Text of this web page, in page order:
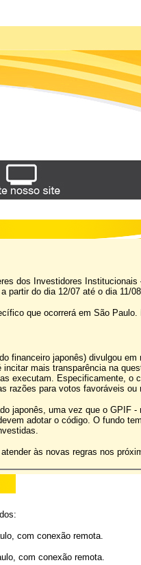
dos Investidores Institucionais
partir do dia 12/07 até o dia 11/
que ocorrerá em São
financeiro japonês) divulgou
mais transparência na
executam. Especificamente, o
razões para votos favoráveis ou
japonês, uma vez que o GPIF
adotar o código. O fundo
às novas regras nos
com conexão remota.
com conexão remota.